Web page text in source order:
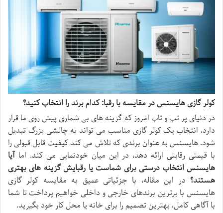
کولر گازی هایسنس در مقایسه با رقبا: کدام برند را انتخاب کنید؟
در دنیای پر تب و تاب امروز که گزینه های بی شماری پیش روی ما قرار
دارد، انتخاب یک کولر گازی مناسب می تواند به چالشی بزرگ تبدیل
شود. هایسنس به عنوان برندی که تلاش می کند کیفیت قابل قبولی را
با قیمتی رقابتی ارائه دهد، در این میان خودنمایی می کند. اماآیا
هایسنس انتخاب درستی برای شماست یا رقبایش گزینه های بهتری
هستند؟ در این مقاله، با جزئیاتی عمیق به مقایسه کولر گازی
هایسنس با برترین برندهای خارجی و داخلی خواهیم پرداخت تا شما
با آگاهی کامل، بهترین تصمیم را برای خانه یا محل کار خود بگیرید.